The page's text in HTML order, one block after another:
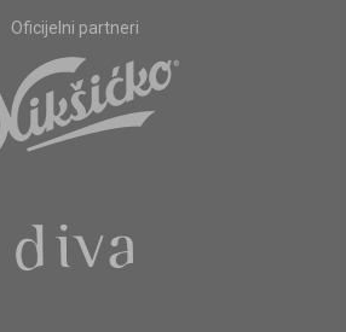
Oficijelni partneri